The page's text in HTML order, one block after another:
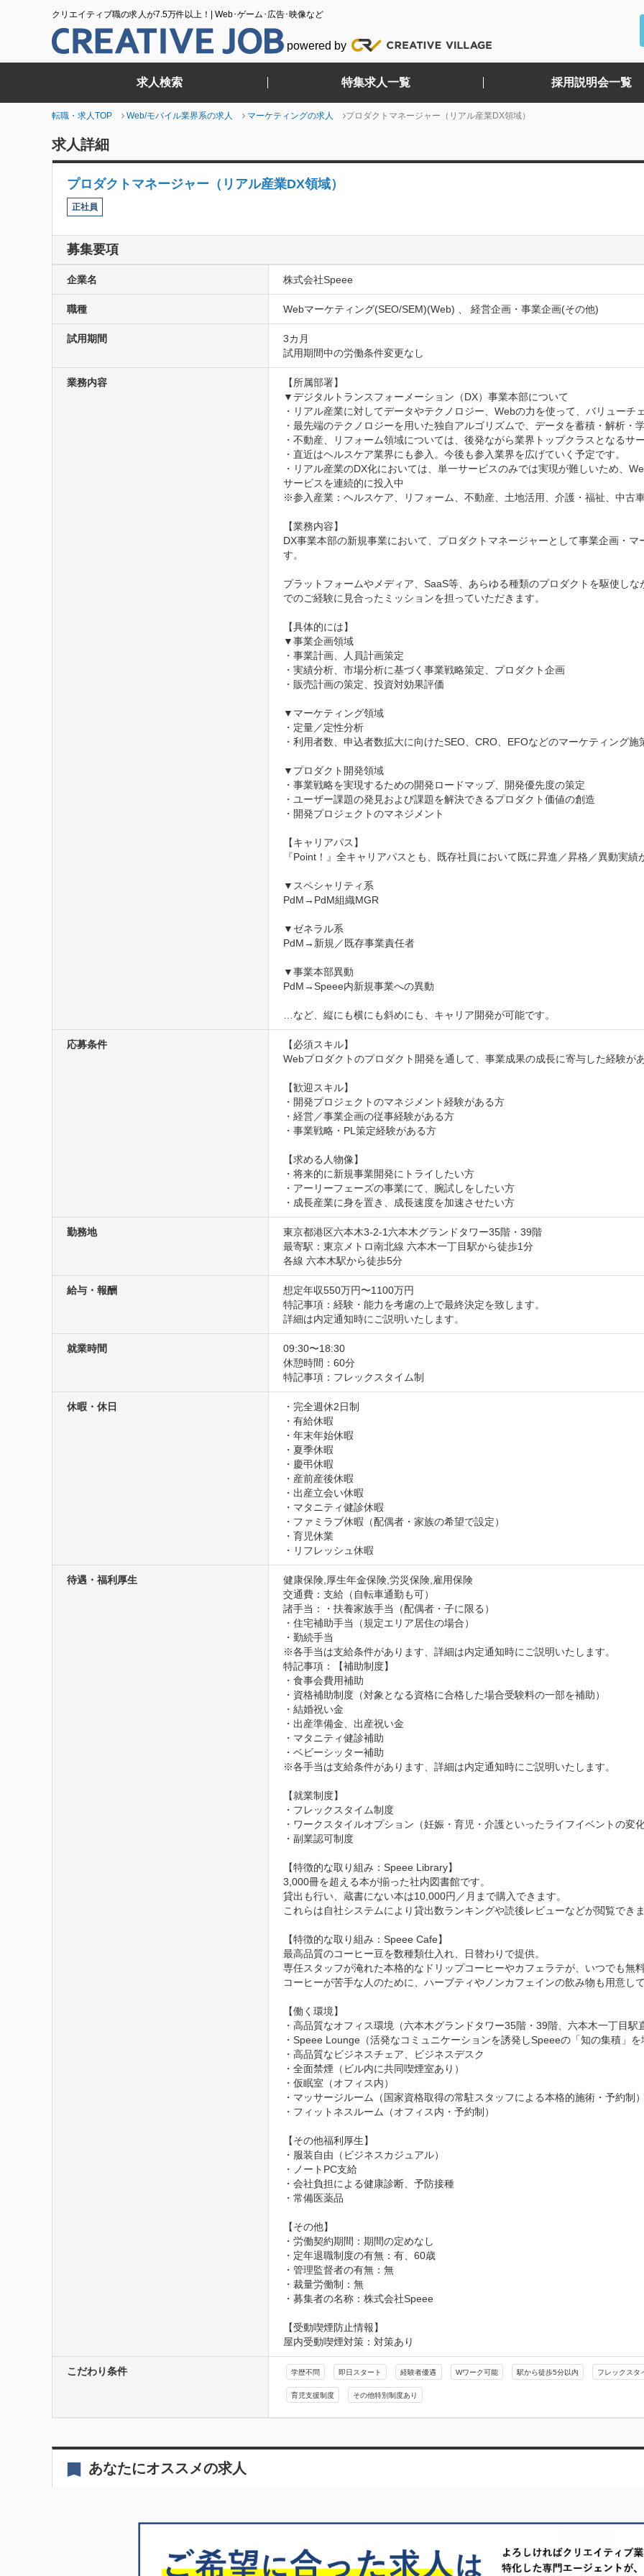
クリエイティブ職の求人が7.5万件以上！| Web･ゲーム･広告･映像など
powered by
求人検索 特集求人一覧 採用説明会一覧
転職・求人TOP Web/モバイル業界系の求人 マーケティングの求人 プロダクトマネージャー（リアル産業DX領域）
求人詳細
プロダクトマネージャー（リアル産業DX領域）
正社員
募集要項
企業名 株式会社Speee
職種 Webマーケティング(SEO/SEM)(Web) 、 経営企画・事業企画(その他)
試用期間
3カ月
試用期間中の労働条件変更なし
業務内容
【所属部署】
▼デジタルトランスフォーメーション（DX）事業本部について
・リアル産業に対してデータやテクノロジー、Webの力を使って、バリュー
・最先端のテクノロジーを用いた独自アルゴリズムで、データを蓄積・解析・
・不動産、リフォーム領域については、後発ながら業界トップクラスとなるサ
・直近はヘルスケア業界にも参入。今後も参入業界を広げていく予定です。
・リアル産業のDX化においては、単一サービスのみでは実現が難しいため、
サービスを連続的に投入中
※参入産業：ヘルスケア、リフォーム、不動産、土地活用、介護・福祉、中古
【業務内容】
DX事業本部の新規事業において、プロダクトマネージャーとして事業企画・
す。
プラットフォームやメディア、SaaS等、あらゆる種類のプロダクトを駆使し
でのご経験に見合ったミッションを担っていただきます。
【具体的には】
▼事業企画領域
・事業計画、人員計画策定
・実績分析、市場分析に基づく事業戦略策定、プロダクト企画
・販売計画の策定、投資対効果評価
▼マーケティング領域
・定量／定性分析
・利用者数、申込者数拡大に向けたSEO、CRO、EFOなどのマーケティング施
▼プロダクト開発領域
・事業戦略を実現するための開発ロードマップ、開発優先度の策定
・ユーザー課題の発見および課題を解決できるプロダクト価値の創造
・開発プロジェクトのマネジメント
【キャリアパス】
『Point！』全キャリアパスとも、既存社員において既に昇進／昇格／異動実績
▼スペシャリティ系
PdM→PdM組織MGR
▼ゼネラル系
PdM→新規／既存事業責任者
▼事業本部異動
PdM→Speee内新規事業への異動
…など、縦にも横にも斜めにも、キャリア開発が可能です。
応募条件
【必須スキル】
Webプロダクトのプロダクト開発を通して、事業成果の成長に寄与した経験が
【歓迎スキル】
・開発プロジェクトのマネジメント経験がある方
・経営／事業企画の従事経験がある方
・事業戦略・PL策定経験がある方
【求める人物像】
・将来的に新規事業開発にトライしたい方
・アーリーフェーズの事業にて、腕試しをしたい方
・成長産業に身を置き、成長速度を加速させたい方
勤務地
東京都港区六本木3-2-1六本木グランドタワー35階・39階
最寄駅：東京メトロ南北線 六本木一丁目駅から徒歩1分
各線 六本木駅から徒歩5分
給与・報酬
想定年収550万円〜1100万円
特記事項：経験・能力を考慮の上で最終決定を致します。
詳細は内定通知時にご説明いたします。
就業時間
09:30〜18:30
休憩時間：60分
特記事項：フレックスタイム制
休暇・休日
・完全週休2日制
・有給休暇
・年末年始休暇
・夏季休暇
・慶弔休暇
・産前産後休暇
・出産立会い休暇
・マタニティ健診休暇
・ファミラブ休暇（配偶者・家族の希望で設定）
・育児休業
・リフレッシュ休暇
待遇・福利厚生
健康保険,厚生年金保険,労災保険,雇用保険
交通費：支給（自転車通勤も可）
諸手当：・扶養家族手当（配偶者・子に限る）
・住宅補助手当（規定エリア居住の場合）
・勤続手当
※各手当は支給条件があります、詳細は内定通知時にご説明いたします。
特記事項：【補助制度】
・食事会費用補助
・資格補助制度（対象となる資格に合格した場合受験料の一部を補助）
・結婚祝い金
・出産準備金、出産祝い金
・マタニティ健診補助
・ベビーシッター補助
※各手当は支給条件があります、詳細は内定通知時にご説明いたします。
【就業制度】
・フレックスタイム制度
・ワークスタイルオプション（妊娠・育児・介護といったライフイベントの
・副業認可制度
【特徴的な取り組み：Speee Library】
3,000冊を超える本が揃った社内図書館です。
貸出も行い、蔵書にない本は10,000円／月まで購入できます。
これらは自社システムにより貸出数ランキングや読後レビューなどが閲覧でき
【特徴的な取り組み：Speee Cafe】
最高品質のコーヒー豆を数種類仕入れ、日替わりで提供。
専任スタッフが淹れた本格的なドリップコーヒーやカフェラテが、いつでも無
コーヒーが苦手な人のために、ハーブティやノンカフェインの飲み物も用意し
【働く環境】
・高品質なオフィス環境（六本木グランドタワー35階・39階、六本木一丁目駅
・Speee Lounge（活発なコミュニケーションを誘発しSpeeeの「知の集積」
・高品質なビジネスチェア、ビジネスデスク
・全面禁煙（ビル内に共同喫煙室あり）
・仮眠室（オフィス内）
・マッサージルーム（国家資格取得の常駐スタッフによる本格的施術・予約制
・フィットネスルーム（オフィス内・予約制）
【その他福利厚生】
・服装自由（ビジネスカジュアル）
・ノートPC支給
・会社負担による健康診断、予防接種
・常備医薬品
【その他】
・労働契約期間：期間の定めなし
・定年退職制度の有無：有、60歳
・管理監督者の有無：無
・裁量労働制：無
・募集者の名称：株式会社Speee
【受動喫煙防止情報】
屋内受動喫煙対策：対策あり
こだわり条件 学歴不問 即日スタート 経験者優遇 Wワーク可能 駅から徒歩5分以内 フレックスタ
育児支援制度 その他特別制度あり
あなたにオススメの求人